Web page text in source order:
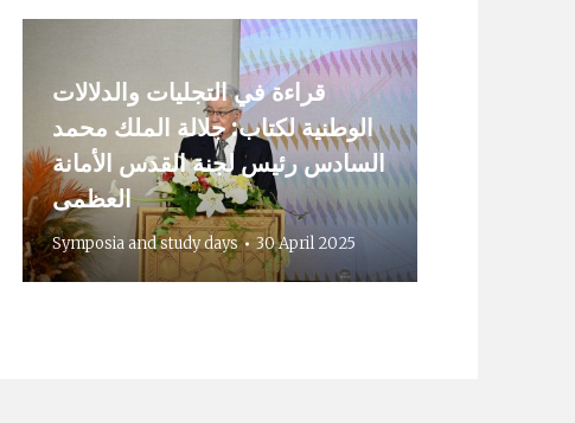
قراءة في التجليات والدلالات
الوطنية لكتاب: جلالة الملك محمد
السادس رئيس لجنة القدس الأمانة
العظمى
Symposia and study days 30 April 2025